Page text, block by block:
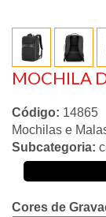
MOCHILA
Código: 14865
Mochilas e
Subcategoria:
Cores de